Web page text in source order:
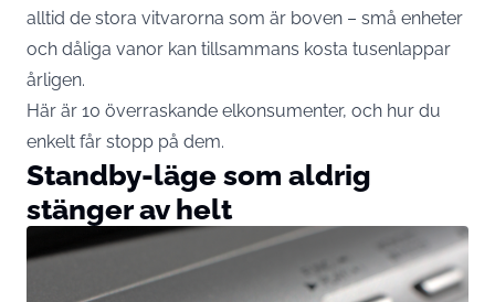
alltid de stora vitvarorna som är boven – små enheter
och dåliga vanor kan tillsammans kosta tusenlappar
årligen.
Här är 10 överraskande elkonsumenter, och hur du
enkelt får stopp på dem.
Standby-läge som aldrig
stänger av helt